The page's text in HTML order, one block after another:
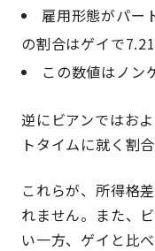
雇用形態がパー
の割合はゲイで
この数値はノン
逆にビアンではお
トタイムに就く割
これらが、所得格
れません。また、
い一方、ゲイと比